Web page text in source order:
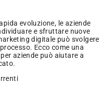
evoluzione, le aziende
e sfruttare nuove
digitale può svolgere
Ecco come una
per aziende può aiutare a